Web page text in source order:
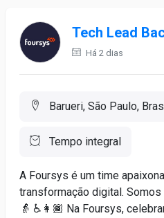
Tech Lead
Há 2 dias
Barueri, São Paulo,
Tempo integral
A Foursys é um time
transformação digital.
👵 ♿️👩🏾 Na Foursys,